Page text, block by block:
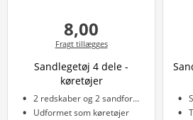
8,00
Fragt tillægges
Sandlegetøj 4 dele -
køretøjer
2 redskaber og 2 sandforme
Udformet som køretøjer